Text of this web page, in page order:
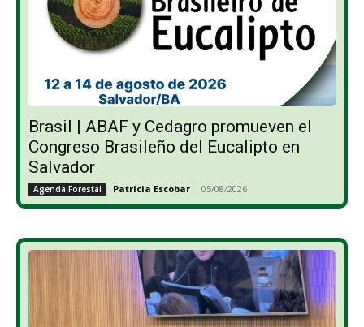
Brasil | ABAF y Cedagro promueven el
Congreso Brasileño del Eucalipto en
Salvador
Agenda Forestal Patricia Escobar - 05/08/2026